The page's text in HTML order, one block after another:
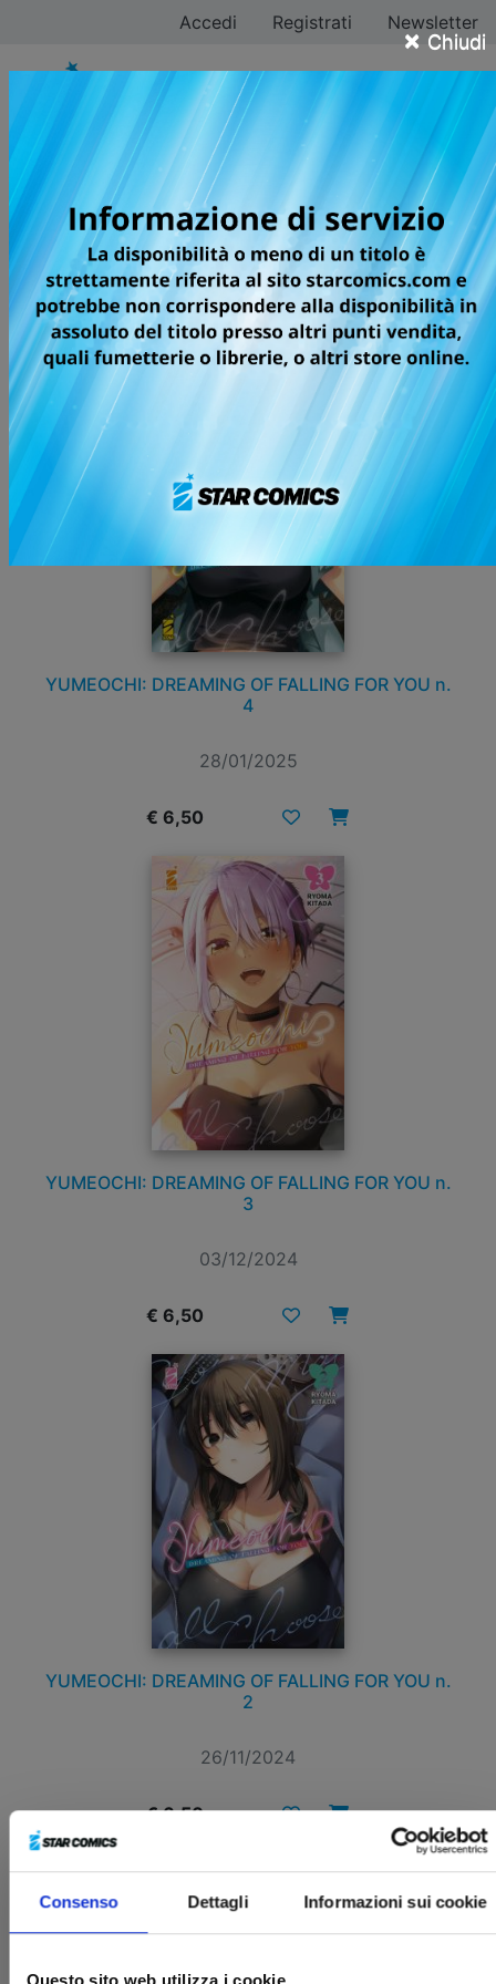
Consenso Dettagli Informazioni sui cookie
× Chiudi
Accedi Registrati Newsletter
Ryoma Kitada
Tutti i fumetti
YUMEOCHI: DREAMING OF FALLING FOR YOU n.
4
28/01/2025
€ 6,50
YUMEOCHI: DREAMING OF FALLING FOR YOU n.
3
03/12/2024
€ 6,50
YUMEOCHI: DREAMING OF FALLING FOR YOU n.
2
26/11/2024
€ 6,50